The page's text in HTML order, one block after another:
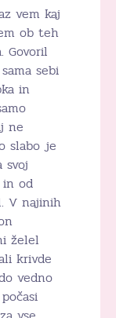
vem kaj
ob teh
Govoril
sebi
in
ne
slabo je
svoj
in od
V najinih
želel
krivde
vedno